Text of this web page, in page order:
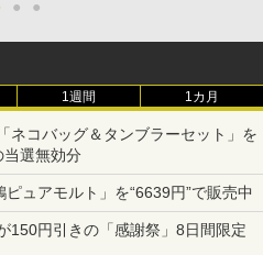
● ●
1週間 1カ月
ネコバッグ＆タンブラーセット」を
選無効分
ュアモルト」を“6639円”で販売中
150円引きの「感謝祭」8日間限定